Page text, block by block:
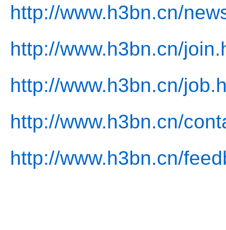
http://www.h3bn.cn/
http://www.h3bn.cn/
http://www.h3bn.cn/
http://www.h3bn.cn/
http://www.h3bn.cn/